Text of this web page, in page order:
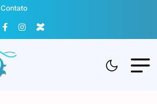
Contato